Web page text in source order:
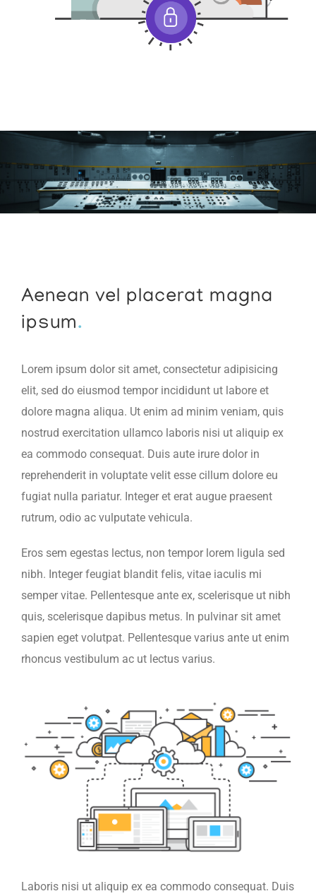
Aenean vel placerat magna
ipsum.
Lorem ipsum dolor sit amet, consectetur adipisicing
elit, sed do eiusmod tempor incididunt ut labore et
dolore magna aliqua. Ut enim ad minim veniam, quis
nostrud exercitation ullamco laboris nisi ut aliquip ex
ea commodo consequat. Duis aute irure dolor in
reprehenderit in voluptate velit esse cillum dolore eu
fugiat nulla pariatur. Integer et erat augue praesent
rutrum, odio ac vulputate vehicula.
Eros sem egestas lectus, non tempor lorem ligula sed
nibh. Integer feugiat blandit felis, vitae iaculis mi
semper vitae. Pellentesque ante ex, scelerisque ut nibh
quis, scelerisque dapibus metus. In pulvinar sit amet
sapien eget volutpat. Pellentesque varius ante ut enim
rhoncus vestibulum ac ut lectus varius.
Laboris nisi ut aliquip ex ea commodo consequat. Duis